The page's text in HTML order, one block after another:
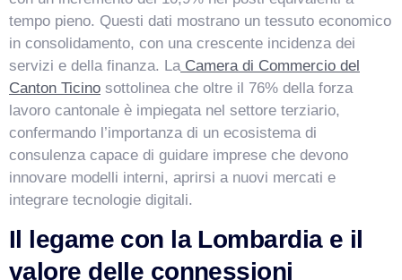
tempo pieno. Questi dati mostrano un tessuto economico
in consolidamento, con una crescente incidenza dei
servizi e della finanza. La Camera di Commercio del
Canton Ticino sottolinea che oltre il 76% della forza
lavoro cantonale è impiegata nel settore terziario,
confermando l’importanza di un ecosistema di
consulenza capace di guidare imprese che devono
innovare modelli interni, aprirsi a nuovi mercati e
integrare tecnologie digitali.
Il legame con la Lombardia e il
valore delle connessioni